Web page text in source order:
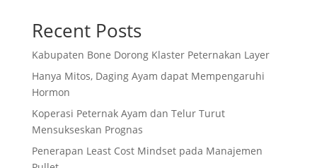
Recent Posts
Kabupaten Bone Dorong Klaster Peternakan Layer
Hanya Mitos, Daging Ayam dapat Mempengaruhi
Hormon
Koperasi Peternak Ayam dan Telur Turut
Mensukseskan Prognas
Penerapan Least Cost Mindset pada Manajemen